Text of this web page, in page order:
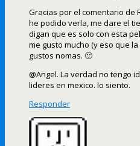
Gracias por el comentario de
he podido verla, me dare el
digan que es solo con esta
me gusto mucho (y eso que
gustos nomas. 🙂
@Angel. La verdad no tengo
lideres en mexico. lo siento.
Responder